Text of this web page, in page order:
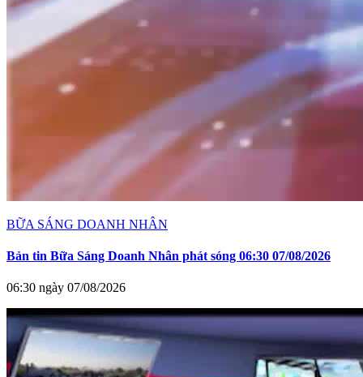
BỮA SÁNG DOANH NHÂN
Bản tin Bữa Sáng Doanh Nhân phát sóng 06:30 07/08/2026
06:30 ngày 07/08/2026